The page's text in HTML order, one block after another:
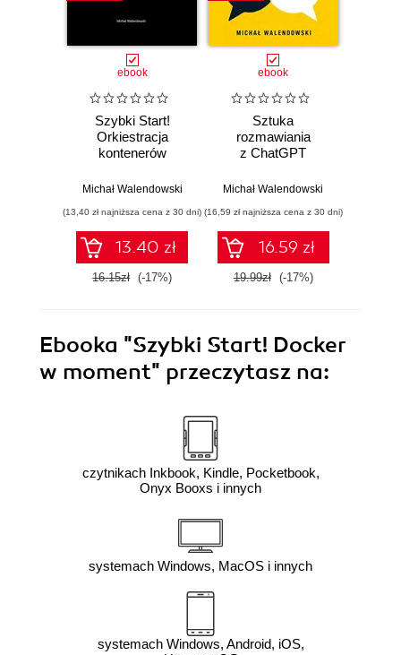
ebook
Szybki Start!
Orkiestracja
kontenerów
Michał Walendowski
(13,40 zł najniższa cena z 30 dni)
13.40 zł
16.15zł (-17%)
ebook
Sztuka
rozmawiania
z ChatGPT
Michał Walendowski
(16,59 zł najniższa cena z 30 dni)
16.59 zł
19.99zł (-17%)
Ebooka "Szybki Start! Docker
w moment" przeczytasz na:
czytnikach Inkbook, Kindle, Pocketbook,
Onyx Booxs i innych
systemach Windows, MacOS i innych
systemach Windows, Android, iOS,